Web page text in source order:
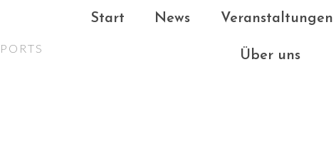
Start News Veranstaltungen
Über uns